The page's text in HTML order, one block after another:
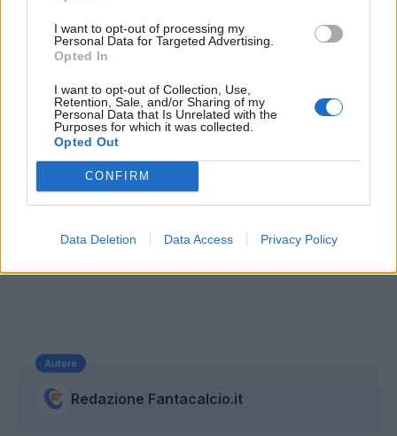
I want to opt-out of processing my
Personal Data for Targeted Advertising.
Opted In
I want to opt-out of Collection, Use,
Retention, Sale, and/or Sharing of my
Personal Data that Is Unrelated with the
Purposes for which it was collected.
Opted Out
CONFIRM
Data Deletion Data Access Privacy Policy
apertura dell'ex Monaco alla pista araba, visto il
clima da ferri corti con il PSG.
Autore
Redazione Fantacalcio.it